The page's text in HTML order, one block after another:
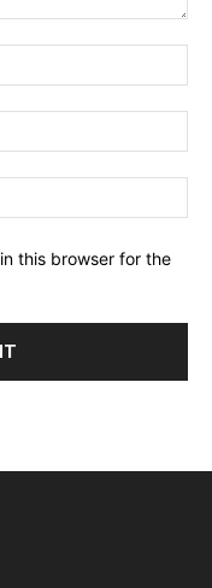
this browser for the